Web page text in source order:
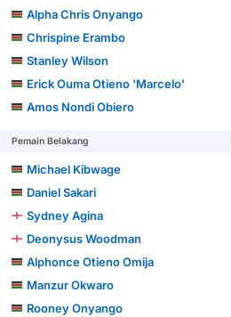
Alpha Chris Onyango
Chrispine Erambo
Stanley Wilson
Erick Ouma Otieno 'Marcelo'
Amos Nondi Obiero
Pemain Belakang
Michael Kibwage
Daniel Sakari
Sydney Agina
Deonysus Woodman
Alphonce Otieno Omija
Manzur Okwaro
Rooney Onyango